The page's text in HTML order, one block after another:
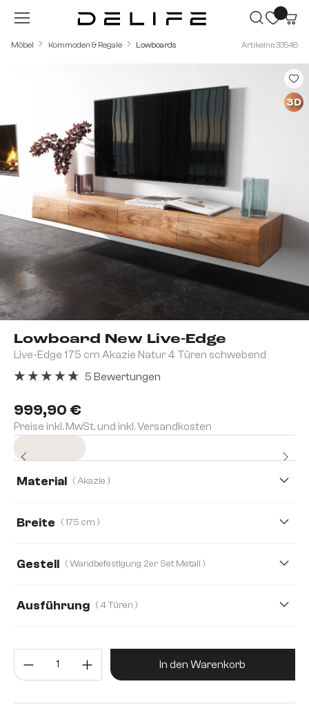
Zum Hauptinhalt springen
Möbel Kommoden & Regale Lowboards Artikelnr.: 33548
Lowboard New Live-Edge
Live-Edge 175 cm Akazie Natur 4 Türen schwebend
999,90 €
Preise inkl. MwSt. und inkl. Versandkosten
5 Bewertungen
Material ( Akazie )
Breite ( 175 cm )
Gestell ( Wandbefestigung 2er Set Metall )
Ausführung ( 4 Türen )
4 Türen, 1 Fach Produkt Anzahl: Gib den
In den Warenkorb
3D